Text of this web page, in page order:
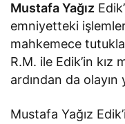
Mustafa Yağız
emniyetteki
mahkemece
R.M. ile Edik’in kız
ardından da olayın
Mustafa Yağız